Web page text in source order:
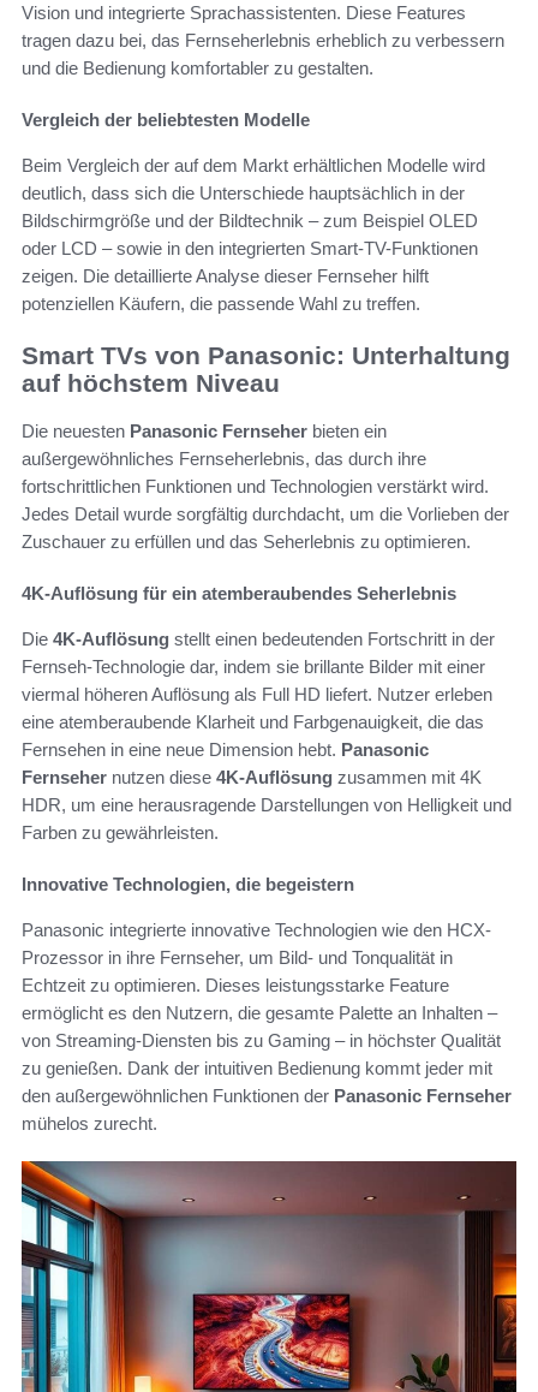
Vision und integrierte Sprachassistenten. Diese Features
tragen dazu bei, das Fernseherlebnis erheblich zu verbessern
und die Bedienung komfortabler zu gestalten.
Vergleich der beliebtesten Modelle
Beim Vergleich der auf dem Markt erhältlichen Modelle wird
deutlich, dass sich die Unterschiede hauptsächlich in der
Bildschirmgröße und der Bildtechnik – zum Beispiel OLED
oder LCD – sowie in den integrierten Smart-TV-Funktionen
zeigen. Die detaillierte Analyse dieser Fernseher hilft
potenziellen Käufern, die passende Wahl zu treffen.
Smart TVs von Panasonic: Unterhaltung
auf höchstem Niveau
Die neuesten Panasonic Fernseher bieten ein
außergewöhnliches Fernseherlebnis, das durch ihre
fortschrittlichen Funktionen und Technologien verstärkt wird.
Jedes Detail wurde sorgfältig durchdacht, um die Vorlieben der
Zuschauer zu erfüllen und das Seherlebnis zu optimieren.
4K-Auflösung für ein atemberaubendes Seherlebnis
Die 4K-Auflösung stellt einen bedeutenden Fortschritt in der
Fernseh-Technologie dar, indem sie brillante Bilder mit einer
viermal höheren Auflösung als Full HD liefert. Nutzer erleben
eine atemberaubende Klarheit und Farbgenauigkeit, die das
Fernsehen in eine neue Dimension hebt. Panasonic
Fernseher nutzen diese 4K-Auflösung zusammen mit 4K
HDR, um eine herausragende Darstellungen von Helligkeit und
Farben zu gewährleisten.
Innovative Technologien, die begeistern
Panasonic integrierte innovative Technologien wie den HCX-
Prozessor in ihre Fernseher, um Bild- und Tonqualität in
Echtzeit zu optimieren. Dieses leistungsstarke Feature
ermöglicht es den Nutzern, die gesamte Palette an Inhalten –
von Streaming-Diensten bis zu Gaming – in höchster Qualität
zu genießen. Dank der intuitiven Bedienung kommt jeder mit
den außergewöhnlichen Funktionen der Panasonic Fernseher
mühelos zurecht.